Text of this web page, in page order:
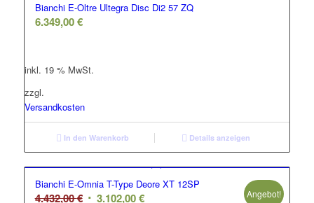
Bianchi E-Oltre Ultegra Disc Di2 57 ZQ
6.349,00€
inkl. 19 % MwSt.
zzgl.
Versandkosten
In den Warenkorb Details anzeigen
Bianchi E-Omnia T-Type Deore XT 12SP
4.432,00€ Ursprünglicher
3.102,00€Aktueller
Angebot!